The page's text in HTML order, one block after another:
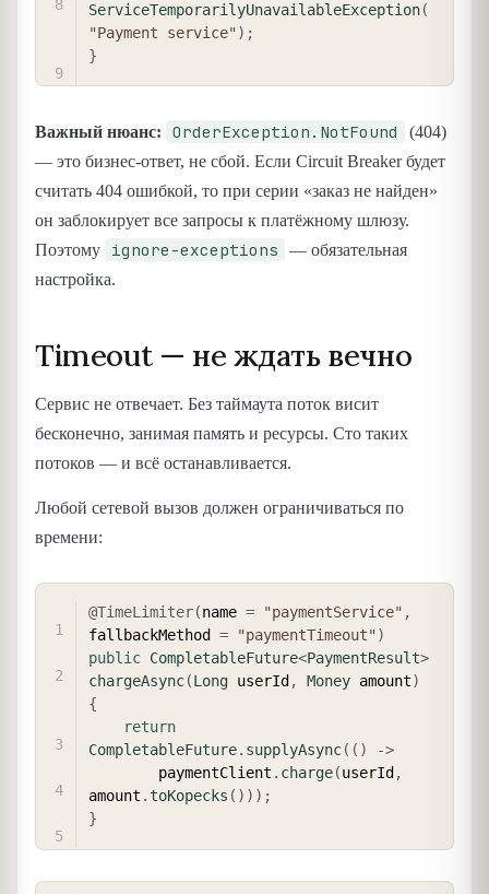
ServiceTemporarilyUnavailableException(
"Payment service") ;
}
Важный нюанс: OrderException.NotFound
(404)
— это бизнес-ответ, не сбой. Если Circuit Breaker будет
считать 404 ошибкой, то при серии «заказ не найден»
он заблокирует все запросы к платёжному шлюзу.
Поэтому
ignore-exceptions
— обязательная
настройка.
Timeout — не ждать вечно
Сервис не отвечает. Без таймаута поток висит
бесконечно, занимая память и ресурсы. Сто таких
потоков — и всё останавливается.
Любой сетевой вызов должен ограничиваться по
времени:
@TimeLimiter(name = "paymentService" ,
fallbackMethod = "paymentTimeout")
public CompletableFuture<PaymentResult>
chargeAsync(Long userId , Money amount)
{
return
CompletableFuture. supplyAsync( ( )
->
        paymentClient
. charge(userId ,
amount .toKopecks ( ) ) ) ;
}